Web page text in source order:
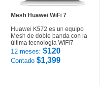
Mesh Huawei WiFi 7
Huawei K572 es un equipo
Mesh de doble banda con la
última tecnología WiFi7
12 meses: $120
Contado $1,399